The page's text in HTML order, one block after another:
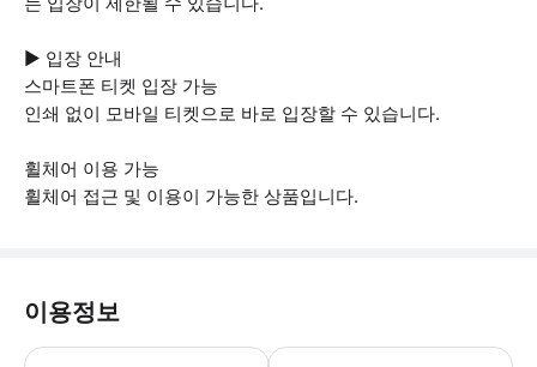
▶ 입장 안내
스마트폰 티켓 입장 가능
인쇄 없이 모바일 티켓으로 바로 입장할 수 있습니다.
휠체어 이용 가능
휠체어 접근 및 이용이 가능한 상품입니다.
이용정보
▶ 꼭 알아두세요 콘서트는 모차르트